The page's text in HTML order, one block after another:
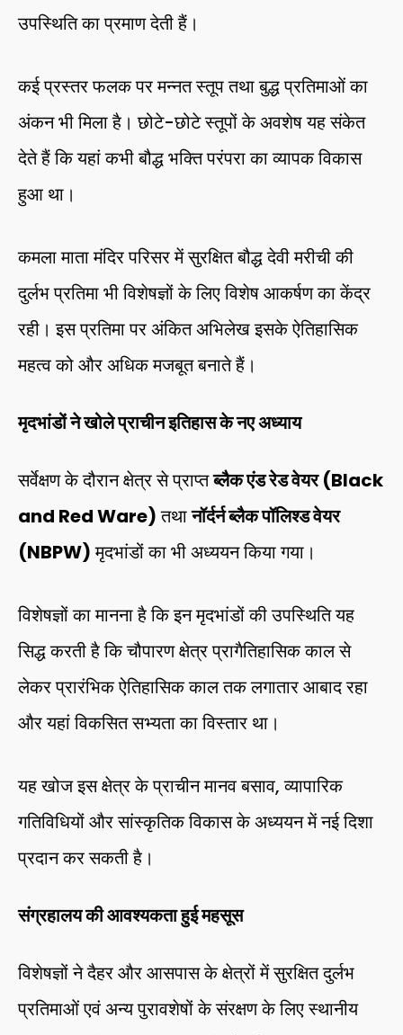
उपस्थिति का प्रमाण देती हैं।
कई प्रस्तर फलक पर मन्नत स्तूप तथा बुद्ध प्रतिमाओं का
अंकन भी मिला है। छोटे-छोटे स्तूपों के अवशेष यह संकेत
देते हैं कि यहां कभी बौद्ध भक्ति परंपरा का व्यापक विकास
हुआ था।
कमला माता मंदिर परिसर में सुरक्षित बौद्ध देवी मरीची की
दुर्लभ प्रतिमा भी विशेषज्ञों के लिए विशेष आकर्षण का केंद्र
रही। इस प्रतिमा पर अंकित अभिलेख इसके ऐतिहासिक
महत्व को और अधिक मजबूत बनाते हैं।
मृदभांडों ने खोले प्राचीन इतिहास के नए अध्याय
सर्वेक्षण के दौरान क्षेत्र से प्राप्तब्लैक एंड रेड वेयर (Black
and Red Ware)तथानॉर्दर्न ब्लैक पॉलिश्ड वेयर
(NBPW)मृदभांडों का भी अध्ययन किया गया।
विशेषज्ञों का मानना है कि इन मृदभांडों की उपस्थिति यह
सिद्ध करती है कि चौपारण क्षेत्र प्रागैतिहासिक काल से
लेकर प्रारंभिक ऐतिहासिक काल तक लगातार आबाद रहा
और यहां विकसित सभ्यता का विस्तार था।
यह खोज इस क्षेत्र के प्राचीन मानव बसाव, व्यापारिक
गतिविधियों और सांस्कृतिक विकास के अध्ययन में नई दिशा
प्रदान कर सकती है।
संग्रहालय की आवश्यकता हुई महसूस
विशेषज्ञों ने दैहर और आसपास के क्षेत्रों में सुरक्षित दुर्लभ
प्रतिमाओं एवं अन्य पुरावशेषों के संरक्षण के लिए स्थानीय